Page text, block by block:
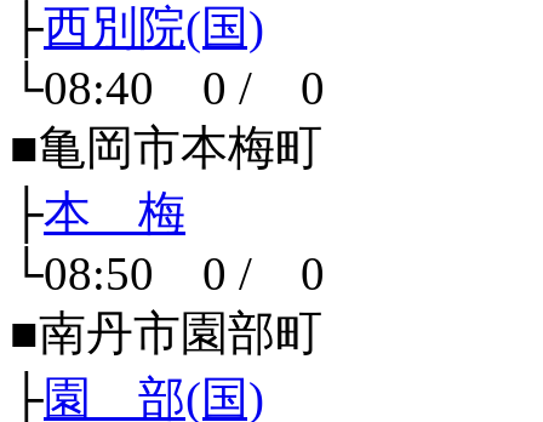
├西別院(国)
└08:40 0 / 0
■亀岡市本梅町
├本 梅
└08:50 0 / 0
■南丹市園部町
├園 部(国)